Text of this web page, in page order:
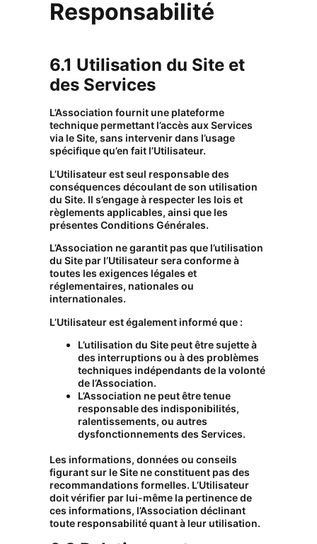
Responsabilité
6.1 Utilisation du Site et
des Services
L’Association fournit une plateforme
technique permettant l’accès aux Services
via le Site, sans intervenir dans l’usage
spécifique qu’en fait l’Utilisateur.
L’Utilisateur est seul responsable des
conséquences découlant de son utilisation
du Site. Il s’engage à respecter les lois et
règlements applicables, ainsi que les
présentes Conditions Générales.
L’Association ne garantit pas que l’utilisation
du Site par l’Utilisateur sera conforme à
toutes les exigences légales et
réglementaires, nationales ou
internationales.
L’Utilisateur est également informé que :
L’utilisation du Site peut être sujette à
des interruptions ou à des problèmes
techniques indépendants de la volonté
de l’Association.
L’Association ne peut être tenue
responsable des indisponibilités,
ralentissements, ou autres
dysfonctionnements des Services.
Les informations, données ou conseils
figurant sur le Site ne constituent pas des
recommandations formelles. L’Utilisateur
doit vérifier par lui-même la pertinence de
ces informations, l’Association déclinant
toute responsabilité quant à leur utilisation.